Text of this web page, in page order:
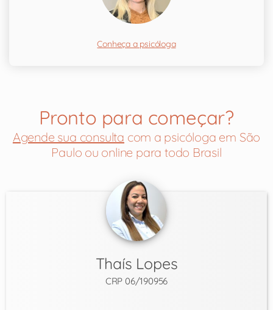
Conheça a psicóloga
Pronto para começar?
Agende sua consulta com a psicóloga em São
Paulo ou online para todo Brasil
Thaís Lopes
CRP 06/190956